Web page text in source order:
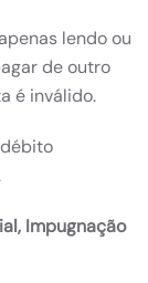
lendo ou
de outro
é inválido.
Impugnação